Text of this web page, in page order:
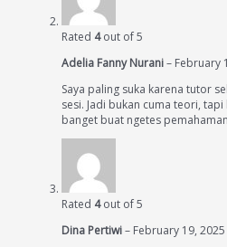
Rated 4out of 5
Adelia Fanny Nurani– February
Saya paling suka karena tutor
sesi. Jadi bukan cuma teori,
banget buat ngetes
Rated 4out of 5
Dina Pertiwi– February 19, 2025